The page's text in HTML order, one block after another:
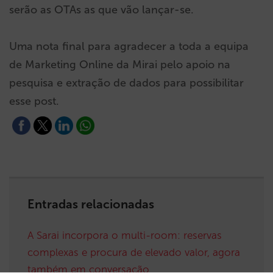
serão as OTAs as que vão lançar-se.
Uma nota final para agradecer a toda a equipa
de Marketing Online da Mirai pelo apoio na
pesquisa e extração de dados para possibilitar
esse post.
Entradas relacionadas
A Sarai incorpora o multi-room: reservas
complexas e procura de elevado valor, agora
também em conversação